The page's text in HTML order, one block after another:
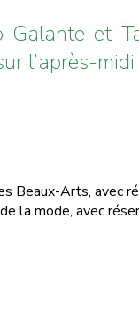
Galante et
l’après-
Beaux-Arts, avec
la mode, avec